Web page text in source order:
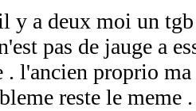
y a deux moi un
pas de jauge a
l'ancien proprio
reste le meme .